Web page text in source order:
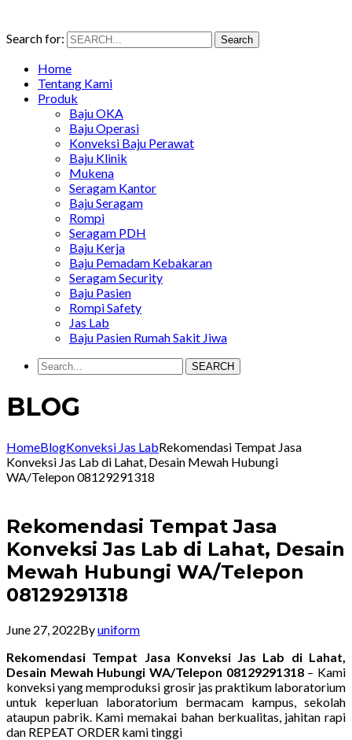
Search for: Search
Home
Tentang Kami
Produk
Baju OKA
Baju Operasi
Konveksi Baju Perawat
Baju Klinik
Mukena
Seragam Kantor
Baju Seragam
Rompi
Seragam PDH
Baju Kerja
Baju Pemadam Kebakaran
Seragam Security
Baju Pasien
Rompi Safety
Jas Lab
Baju Pasien Rumah Sakit Jiwa
SEARCH
BLOG
HomeBlogKonveksi Jas LabRekomendasi Tempat Jasa
Konveksi Jas Lab di Lahat, Desain Mewah Hubungi
WA/Telepon 08129291318
Rekomendasi Tempat Jasa
Konveksi Jas Lab di Lahat, Desain
Mewah Hubungi WA/Telepon
08129291318
June 27, 2022Byuniform
Rekomendasi Tempat Jasa Konveksi Jas Lab di Lahat,
Desain Mewah Hubungi WA/Telepon 08129291318– Kami
konveksi yang memproduksi grosir jas praktikum laboratorium
untuk keperluan laboratorium bermacam kampus, sekolah
ataupun pabrik. Kami memakai bahan berkualitas, jahitan rapi
dan REPEAT ORDER kami tinggi